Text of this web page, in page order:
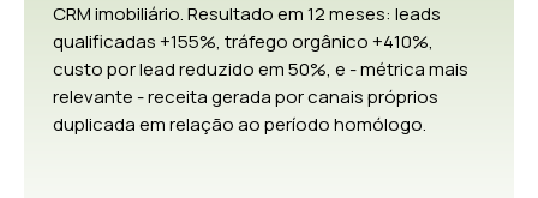
CRM imobiliário. Resultado em 12 meses: leads
qualificadas +155%, tráfego orgânico +410%,
custo por lead reduzido em 50%, e - métrica mais
relevante - receita gerada por canais próprios
duplicada em relação ao período homólogo.